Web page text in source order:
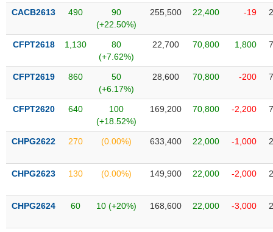
CACB2613 490
90
(+22.50%)
255,500 22,400 -19
CFPT2618 1,130
80
(+7.62%)
22,700 70,800 1,800
CFPT2619 860
50
(+6.17%)
28,600 70,800 -200
CFPT2620 640
100
(+18.52%)
169,200 70,800 -2,200
CHPG2622 270 (0.00%) 633,400 22,000 -1,000
CHPG2623 130 (0.00%) 149,900 22,000 -2,000
CHPG2624 60 10 (+20%) 168,600 22,000 -3,000
TIN
VỤ
THÔNG